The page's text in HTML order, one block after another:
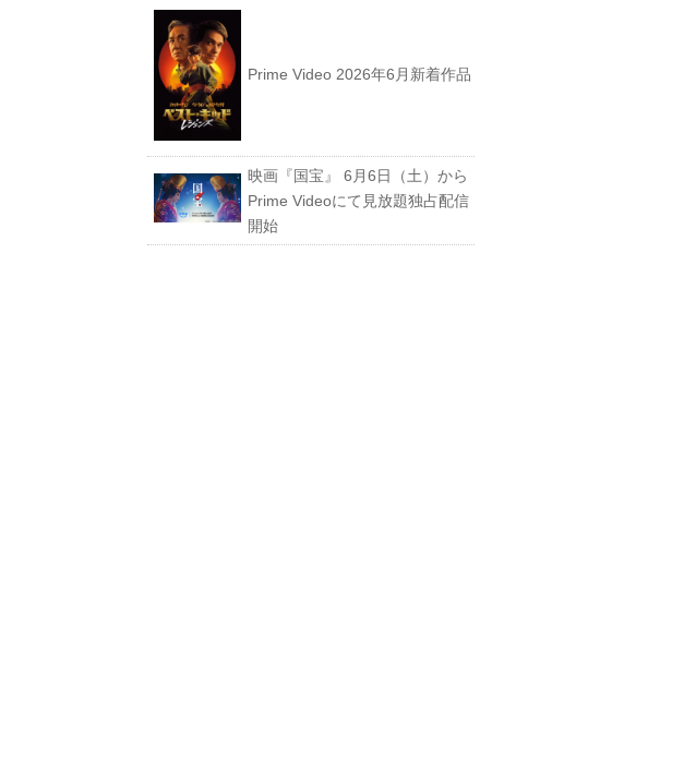
Prime Video 2026年6月新着作品
映画『国宝』 6月6日（土）から
Prime Videoにて見放題独占配信
開始